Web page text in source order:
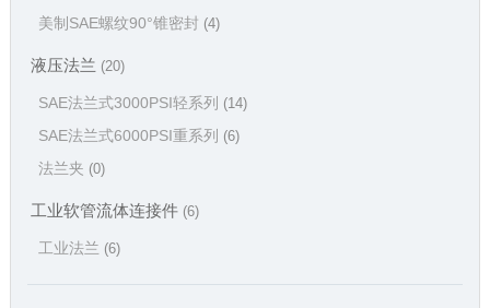
美制SAE螺纹90°锥密封 (4)
液压法兰 (20)
SAE法兰式3000PSI轻系列 (14)
SAE法兰式6000PSI重系列 (6)
法兰夹 (0)
工业软管流体连接件 (6)
工业法兰 (6)